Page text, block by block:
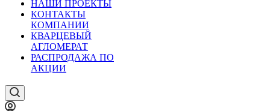
НАШИ ПРОЕКТЫ
КОНТАКТЫ
КОМПАНИИ
КВАРЦЕВЫЙ
АГЛОМЕРАТ
РАСПРОДАЖА ПО
АКЦИИ